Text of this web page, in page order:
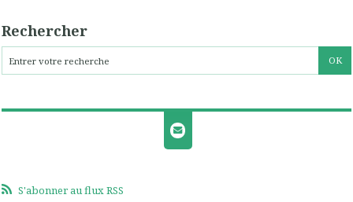
Rechercher
S'abonner au flux RSS